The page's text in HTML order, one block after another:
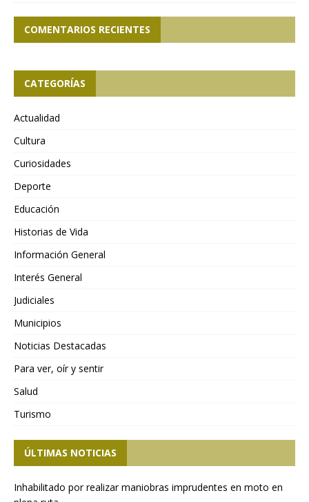
COMENTARIOS RECIENTES
CATEGORÍAS
Actualidad
Cultura
Curiosidades
Deporte
Educación
Historias de Vida
Información General
Interés General
Judiciales
Municipios
Noticias Destacadas
Para ver, oír y sentir
Salud
Turismo
ÚLTIMAS NOTICIAS
Inhabilitado por realizar maniobras imprudentes en moto en